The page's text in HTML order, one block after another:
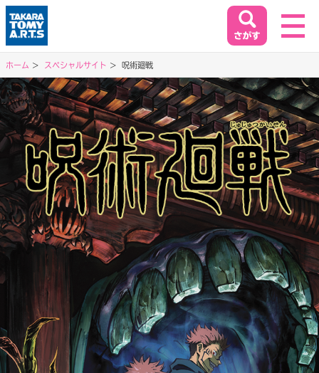
ホーム
HOME
商品情報
PRODUCT
イベント&キャンペーン
EVENT&CAMPAIGN
お客様相談室
会社情報 採用情報
閉じる
ホーム スペシャルサイト 呪術廻戦